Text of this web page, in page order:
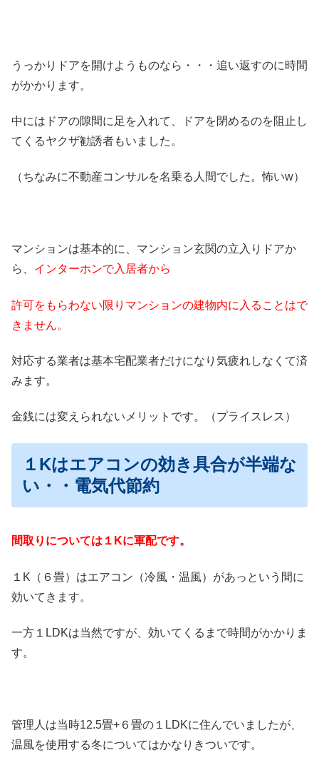
うっかりドアを開けようものなら・・・追い返すのに時間
がかかります。
中にはドアの隙間に足を入れて、ドアを閉めるのを阻止し
てくるヤクザ勧誘者もいました。
（ちなみに不動産コンサルを名乗る人間でした。怖いw）
マンションは基本的に、マンション玄関の立入りドアか
ら、 インターホンで入居者から
許可をもらわない限り マンションの建物内に入ることはで
きません。
対応する業者は基本宅配業者だけになり気疲れしなくて済
みます。
金銭には変えられないメリットです。（プライスレス）
１Kはエアコンの効き具合が半端な
い・・電気代節約
間取りについては１Kに軍配です。
１K（６畳）はエアコン（冷風・温風）があっという間に
効いてきます。
一方１LDKは当然ですが、効いてくるまで時間がかかりま
す。
管理人は当時12.5畳+６畳の１LDKに住んでいましたが、
温風を使用する冬についてはかなりきついです。